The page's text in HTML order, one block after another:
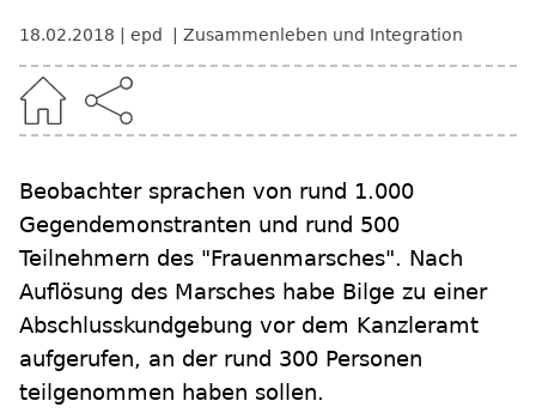
18.02.2018 epd Zusammenleben und Integration
Beobachter sprachen von rund 1.000
Gegendemonstranten und rund 500
Teilnehmern des "Frauenmarsches". Nach
Auflösung des Marsches habe Bilge zu einer
Abschlusskundgebung vor dem Kanzleramt
aufgerufen, an der rund 300 Personen
teilgenommen haben sollen.